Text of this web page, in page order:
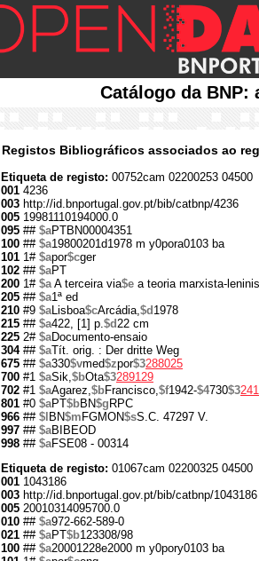
Catálogo da
Registos Bibliográficos associados ao
Etiqueta de registo: 00752cam 02200253 04500
001 4236
003 http://id.bnportugal.gov.pt/bib/catbnp/4236
005 19981110194000.0
095 ## $aPTBN00004351
100 ## $a19800201d1978 m y0pora0103 ba
101 1# $apor$cger
102 ## $aPT
200 1# $aA terceira via$e a teoria marxista-
205 ## $a1ª ed
210 #9 $aLisboa$cArcádia,$d 1978
215 ## $a422, [1] p.$d22 cm
225 2# $aDocumento-ensaio
304## $aTít. orig. : Der dritte Weg
675 ## $a330$vmed$zpor$3288025
700 #1 $aSik,$bOta$3289129
702 #1 $aAgarez,$bFrancisco,$f1942-$4730$3
801 #0 $aPT$bBN$g RPC
966 ## $l BN$m FGMON$sS.C. 47297 V.
997 ## $aBIBEOD
998 ## $aFSE08 - 00314
Etiqueta de registo: 01067cam 02200325 04500
001 1043186
003 http://id.bnportugal.gov.pt/bib/catbnp/1043186
005 20010314095700.0
010 ## $a972-662-589-0
021 ## $aPT$b123308/98
100 ## $a20001228e2000 m y0pory0103 ba